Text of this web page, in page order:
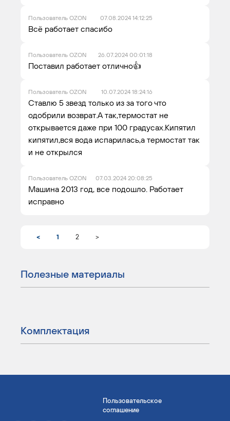
Пользователь OZON 07.08.2024 14:12:25
Всё работает спасибо
Пользователь OZON 26.07.2024 00:01:18
Поставил работает отлично👍
Пользователь OZON 10.07.2024 18:24:16
Ставлю 5 звезд только из за того что
одобрили возврат.А так,термостат не
открывается даже при 100 градусах.Кипятил
кипятил,вся вода испарилась,а термостат так
и не открылся
Пользователь OZON 07.03.2024 20:08:25
Машина 2013 год, все подошло. Работает
исправно
< 1 2 >
Полезные материалы
Комплектация
Пользовательское
соглашение